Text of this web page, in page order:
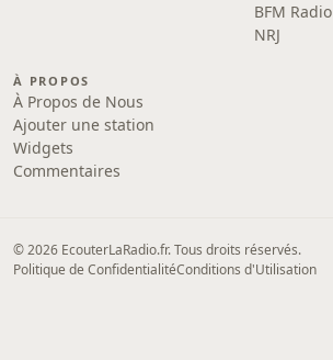
BFM Radio
NRJ
À PROPOS
À Propos de Nous
Ajouter une station
Widgets
Commentaires
© 2026 EcouterLaRadio.fr. Tous droits réservés.
Politique de ConfidentialitéConditions d'Utilisation